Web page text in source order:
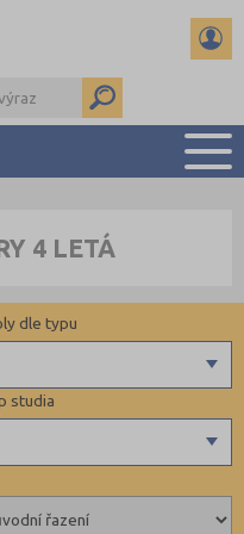
NA PŘIJÍMAČKY
REFERÁTY
4 LETÁ
studia
list
dle typu
interdisciplinární obory